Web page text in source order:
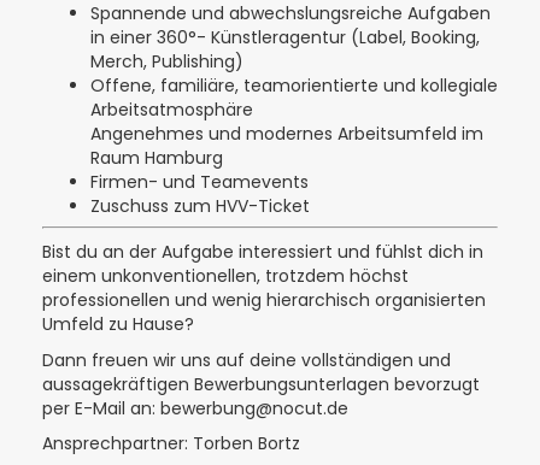
Spannende und abwechslungsreiche Aufgaben
in einer 360°- Künstleragentur (Label, Booking,
Merch, Publishing)
Offene, familiäre, teamorientierte und kollegiale
Arbeitsatmosphäre
Angenehmes und modernes Arbeitsumfeld im
Raum Hamburg
Firmen- und Teamevents
Zuschuss zum HVV-Ticket
Bist du an der Aufgabe interessiert und fühlst dich in
einem unkonventionellen, trotzdem höchst
professionellen und wenig hierarchisch organisierten
Umfeld zu Hause?
Dann freuen wir uns auf deine vollständigen und
aussagekräftigen Bewerbungsunterlagen bevorzugt
per E-Mail an: bewerbung@nocut.de
Ansprechpartner: Torben Bortz